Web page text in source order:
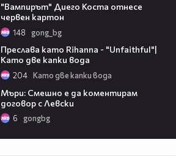
"Вампирът" Диего Коста отнесе
червен картон
148 gong_bg
Преслава като Rihanna - "Unfaithful"|
Като две капки вода
204 Като две капки вода
Мъри: Смешно е да коментирам
договор с Левски
6 gongbg